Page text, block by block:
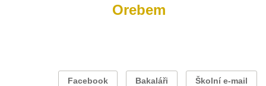
Orebem
Facebook Bakaláři Školní e-mail